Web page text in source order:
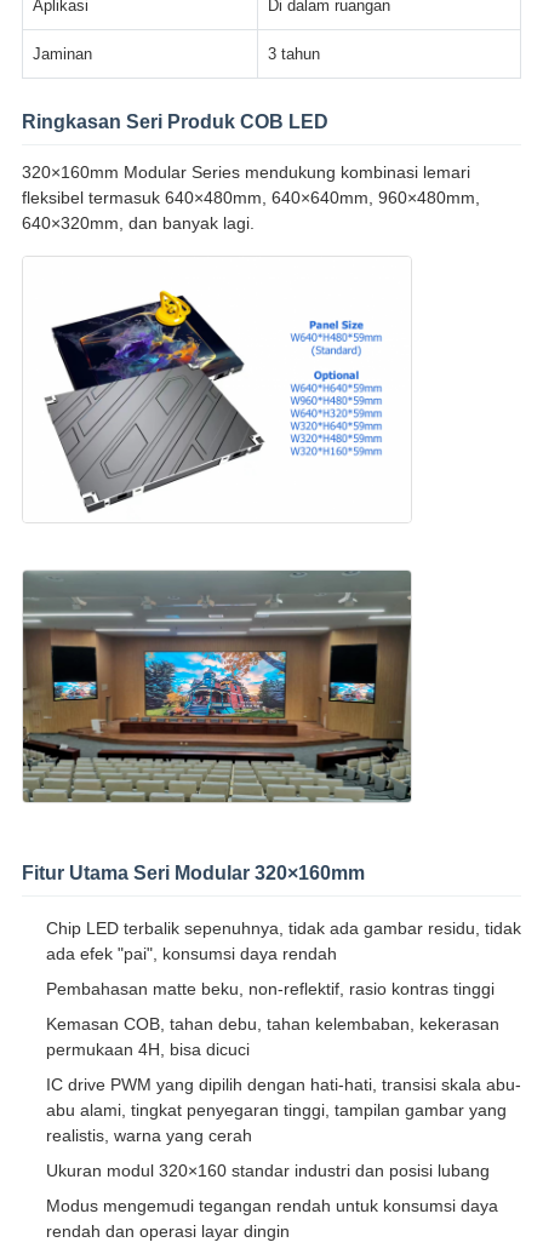
Aplikasi Di dalam ruangan
Jaminan 3 tahun
Ringkasan Seri Produk COB LED
320×160mm Modular Series mendukung kombinasi lemari
fleksibel termasuk 640×480mm, 640×640mm, 960×480mm,
640×320mm, dan banyak lagi.
Fitur Utama Seri Modular 320×160mm
Chip LED terbalik sepenuhnya, tidak ada gambar residu, tidak
ada efek "pai", konsumsi daya rendah
Pembahasan matte beku, non-reflektif, rasio kontras tinggi
Kemasan COB, tahan debu, tahan kelembaban, kekerasan
permukaan 4H, bisa dicuci
IC drive PWM yang dipilih dengan hati-hati, transisi skala abu-
abu alami, tingkat penyegaran tinggi, tampilan gambar yang
realistis, warna yang cerah
Ukuran modul 320×160 standar industri dan posisi lubang
Modus mengemudi tegangan rendah untuk konsumsi daya
rendah dan operasi layar dingin